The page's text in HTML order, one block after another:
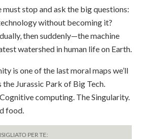
must stop and ask the big questions:
without becoming it?
then suddenly—the machine
watershed in human life on Earth.
is one of the last moral maps we’ll
Jurassic Park of Big Tech.
computing. The Singularity.
food.
PER TE: